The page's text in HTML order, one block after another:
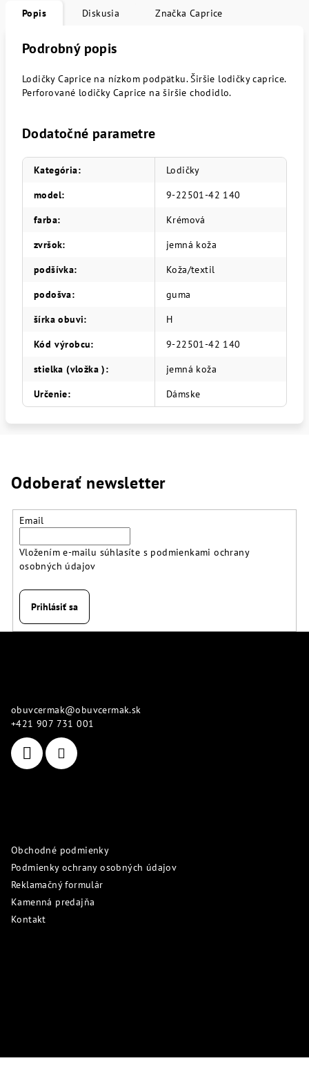
Popis Diskusia Značka Caprice
Podrobný popis
Lodičky Caprice na nízkom podpätku. Širšie lodičky caprice.
Perforované lodičky Caprice na širšie chodidlo.
Dodatočné parametre
Kategória:
Lodičky
model:
9-22501-42 140
farba:
Krémová
zvršok:
jemná koža
podšívka:
Koža/textil
podošva:
guma
šírka obuvi:
H
Kód výrobcu:
9-22501-42 140
stielka (vložka ):
jemná koža
Určenie: Dámske
Odoberať newsletter
Email
Vložením e-mailu súhlasíte s podmienkami ochrany
osobných údajov
Prihlásiť sa
obuvcermak@obuvcermak.sk
+421 907 731 001
Obchodné podmienky
Podmienky ochrany osobných údajov
Reklamačný formulár
Kamenná predajňa
Kontakt